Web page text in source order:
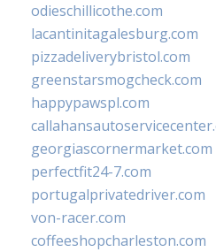
odieschillicothe.com
lacantinitagalesburg.com
pizzadeliverybristol.com
greenstarsmogcheck.com
happypawspl.com
georgiascornermarket.com
perfectfit24-7.com
portugalprivatedriver.com
von-racer.com
coffeeshopcharleston.com